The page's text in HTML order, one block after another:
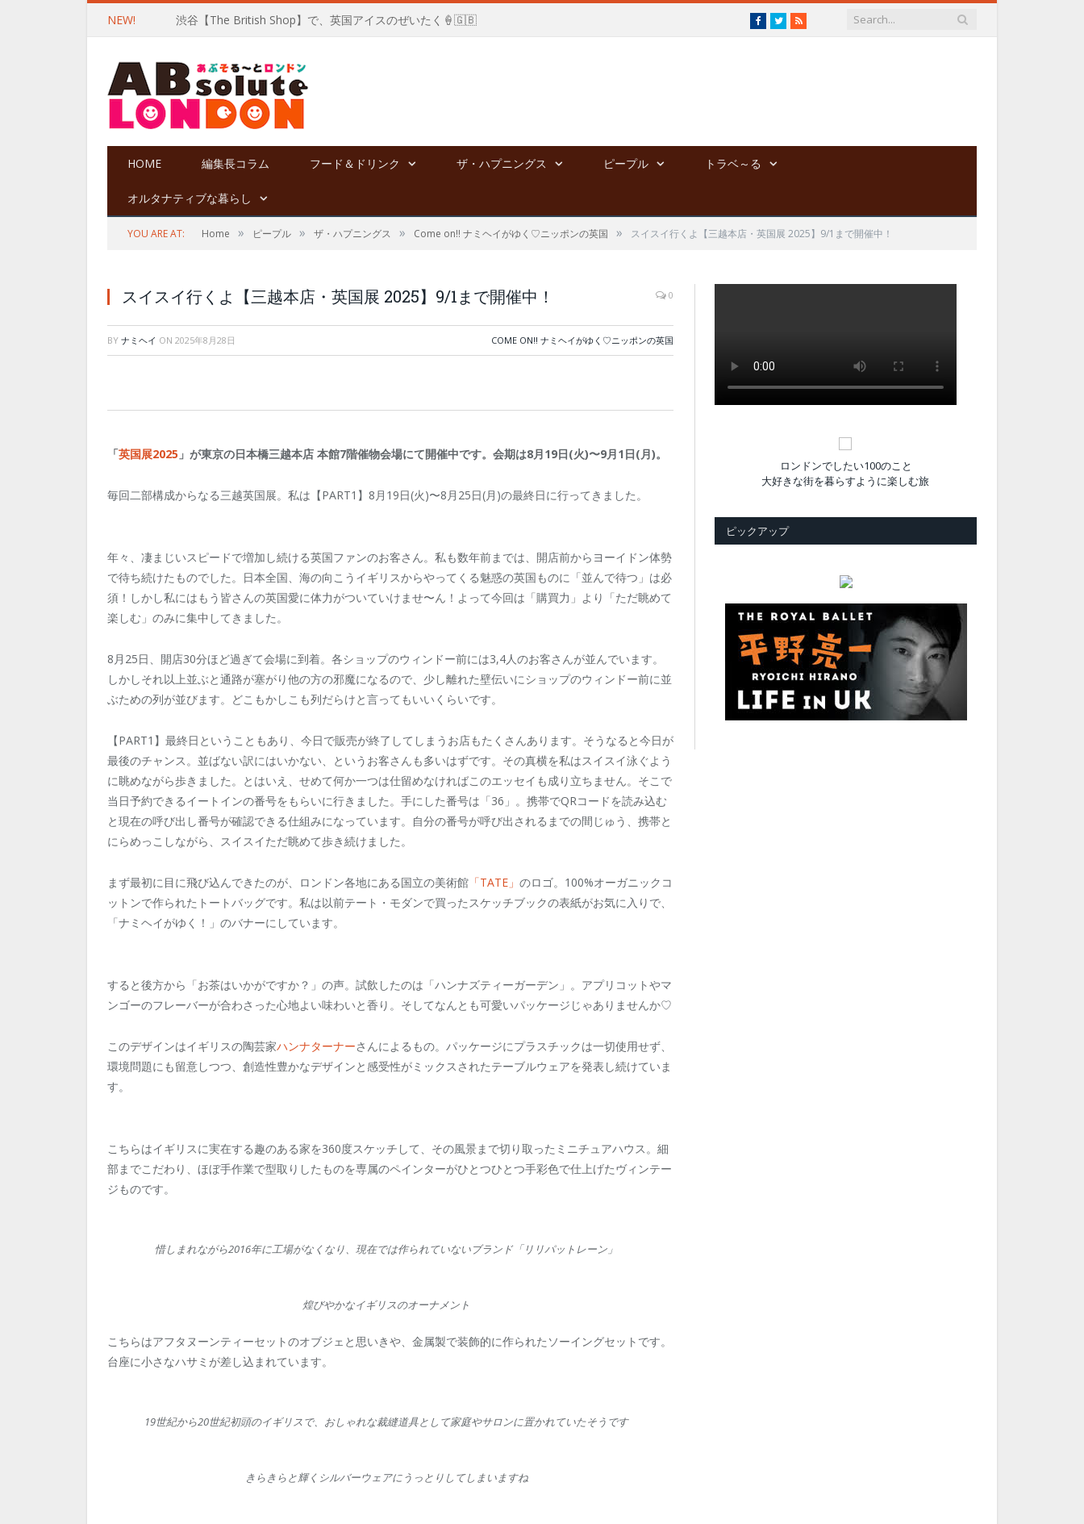
NEW! 渋谷【The British Shop】で、英国アイスのぜいたく🍦🇬🇧 Facebook
TwitterRSS
HOME 編集長コラム フード＆ドリンク ザ・ハプニングス ピープル トラベ～る
オルタナティブな暮らし
YOU ARE AT: Home » ピープル » ザ・ハプニングス » Come on!! ナミヘイがゆく♡ニッポンの英国 » スイスイ行くよ【三越本店・英国展 2025】9/1まで開催中！
スイスイ行くよ【三越本店・英国展 2025】9/1まで開催中！ 0
BY ナミヘイ ON 2025年8月28日 COME ON!! ナミヘイがゆく♡ニッポンの英国
「英国展2025 」が東京の日本橋三越本店 本館7階催物会場にて開催中です。会期は8月19日(火)〜9月1日(月)。
毎回二部構成からなる三越英国展。私は【PART1】8月19日(火)〜8月25日(月)の最終日に行ってきました。
年々、凄まじいスピードで増加し続ける英国ファンのお客さん。私も数年前までは、開店前からヨーイドン体勢
で待ち続けたものでした。日本全国、海の向こうイギリスからやってくる魅惑の英国ものに「並んで待つ」は必
須！しかし私にはもう皆さんの英国愛に体力がついていけませ〜ん！よって今回は「購買力」より「ただ眺めて
楽しむ」のみに集中してきました。
8月25日、開店30分ほど過ぎて会場に到着。各ショップのウィンドー前には3,4人のお客さんが並んでいます。
しかしそれ以上並ぶと通路が塞がり他の方の邪魔になるので、少し離れた壁伝いにショップのウィンドー前に並
ぶための列が並びます。どこもかしこも列だらけと言ってもいいくらいです。
【PART1】最終日ということもあり、今日で販売が終了してしまうお店もたくさんあります。そうなると今日が
最後のチャンス。並ばない訳にはいかない、というお客さんも多いはずです。その真横を私はスイスイ泳ぐよう
に眺めながら歩きました。とはいえ、せめて何か一つは仕留めなければこのエッセイも成り立ちません。そこで
当日予約できるイートインの番号をもらいに行きました。手にした番号は「36」。携帯でQRコードを読み込む
と現在の呼び出し番号が確認できる仕組みになっています。自分の番号が呼び出されるまでの間じゅう、携帯と
にらめっこしながら、スイスイただ眺めて歩き続けました。
まず最初に目に飛び込んできたのが、ロンドン各地にある国立の美術館 「TATE」 のロゴ。100%オーガニックコ
ットンで作られたトートバッグです。私は以前テート・モダンで買ったスケッチブックの表紙がお気に入りで、
「ナミヘイがゆく！」のバナーにしています。
すると後方から「お茶はいかがですか？」の声。試飲したのは「ハンナズティーガーデン」。アプリコットやマ
ンゴーのフレーバーが合わさった心地よい味わいと香り。そしてなんとも可愛いパッケージじゃありませんか♡
このデザインはイギリスの陶芸家ハンナターナーさんによるもの。パッケージにプラスチックは一切使用せず、
環境問題にも留意しつつ、創造性豊かなデザインと感受性がミックスされたテーブルウェアを発表し続けていま
す。
こちらはイギリスに実在する趣のある家を360度スケッチして、その風景まで切り取ったミニチュアハウス。細
部までこだわり、ほぼ手作業で型取りしたものを専属のペインターがひとつひとつ手彩色で仕上げたヴィンテー
ジものです。
惜しまれながら2016年に工場がなくなり、現在では作られていないブランド「リリパットレーン」
煌びやかなイギリスのオーナメント
こちらはアフタヌーンティーセットのオブジェと思いきや、金属製で装飾的に作られたソーイングセットです。
台座に小さなハサミが差し込まれています。
19世紀から20世紀初頭のイギリスで、おしゃれな裁縫道具として家庭やサロンに置かれていたそうです
きらきらと輝くシルバーウェアにうっとりしてしまいますね
ロンドンでしたい100のこと
大好きな街を暮らすように楽しむ旅
ピックアップ